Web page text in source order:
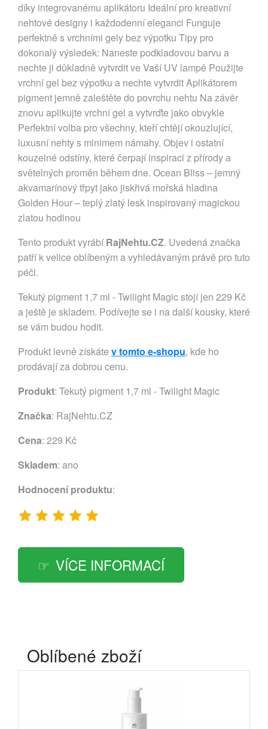
díky integrovanému aplikátoru Ideální pro kreativní
nehtové designy i každodenní eleganci Funguje
perfektně s vrchními gely bez výpotku Tipy pro
dokonalý výsledek: Naneste podkladovou barvu a
nechte ji důkladně vytvrdit ve Vaší UV lampě Použijte
vrchní gel bez výpotku a nechte vytvrdit Aplikátorem
pigment jemně zaleštěte do povrchu nehtu Na závěr
znovu aplikujte vrchní gel a vytvrďte jako obvykle
Perfektní volba pro všechny, kteří chtějí okouzlující,
luxusní nehty s minimem námahy. Objev i ostatní
kouzelné odstíny, které čerpají inspiraci z přírody a
světelných proměn během dne. Ocean Bliss – jemný
akvamarínový třpyt jako jiskřivá mořská hladina
Golden Hour – teplý zlatý lesk inspirovaný magickou
zlatou hodinou
Tento produkt vyrábíRajNehtu.CZ. Uvedená značka
patří k velice oblíbeným a vyhledávaným právě pro tuto
péči.
Tekutý pigment 1,7 ml - Twilight Magic stojí jen 229 Kč
a ještě je skladem. Podívejte se i na další kousky, které
se vám budou hodit.
Produkt levně získáte v tomto e-shopu, kde ho
prodávají za dobrou cenu.
Produkt: Tekutý pigment 1,7 ml - Twilight Magic
Značka: RajNehtu.CZ
Cena: 229 Kč
Skladem: ano
Hodnocení produktu:
VÍCE INFORMACÍ
Oblíbené zboží